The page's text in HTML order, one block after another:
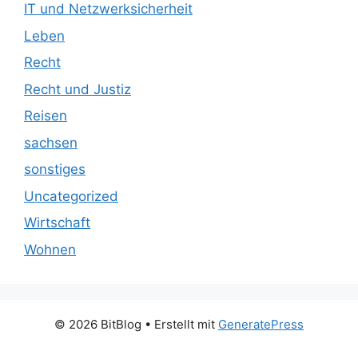
IT und Netzwerksicherheit
Leben
Recht
Recht und Justiz
Reisen
sachsen
sonstiges
Uncategorized
Wirtschaft
Wohnen
© 2026 BitBlog • Erstellt mit GeneratePress